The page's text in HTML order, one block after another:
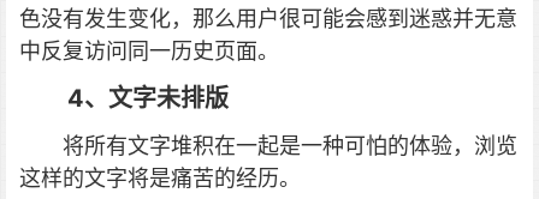
色没有发生变化，那么用户很可能会感到迷惑并无意
中反复访问同一历史页面。
4、文字未排版
将所有文字堆积在一起是一种可怕的体验，浏览
这样的文字将是痛苦的经历。